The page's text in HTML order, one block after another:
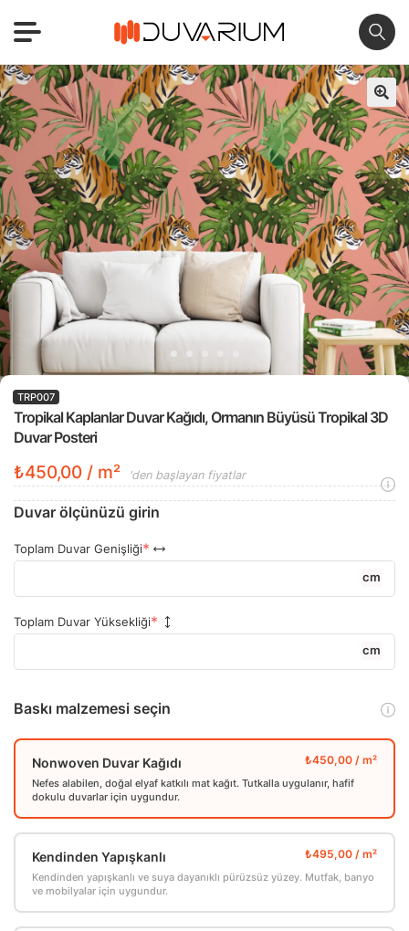
🔍
Tropikal Kaplanlar Duvar Kağıdı, Ormanın Büyüsü Tropikal 3D
Duvar Posteri
TRP007
₺450,00 / m² 'den başlayan fiyatlar
Duvar ölçünüzü girin
Toplam Duvar Genişliği
cm
Toplam Duvar Yüksekliği
cm
Baskı malzemesi seçin
Nonwoven Duvar Kağıdı
Nefes alabilen, doğal elyaf katkılı mat kağıt. Tutkalla uygulanır, hafif
dokulu duvarlar için uygundur.
Kendinden Yapışkanlı
Kendinden yapışkanlı ve suya dayanıklı pürüzsüz yüzey. Mutfak, banyo
ve mobilyalar için uygundur.